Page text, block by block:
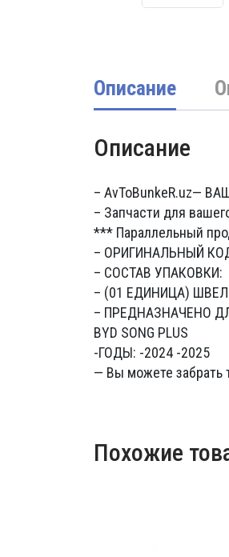
Описание
Описание
– AvToBunkeR.uz—
– Запчасти для
*** Параллельный
– ОРИГИНАЛЬНЫЙ
– СОСТАВ УПАКОВКИ:
– (01 ЕДИНИЦА)
– ПРЕДНАЗНАЧЕНО
BYD SONG PLUS
-ГОДЫ: -2024 -2025
— Вы можете забрать
Похожие